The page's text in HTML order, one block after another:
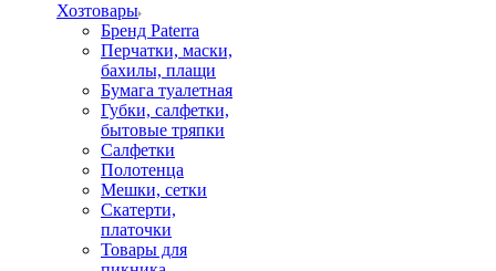
Хозтовары
Бренд Paterra
Перчатки, маски,
бахилы, плащи
Бумага туалетная
Губки, салфетки,
бытовые тряпки
Салфетки
Полотенца
Мешки, сетки
Скатерти,
платочки
Товары для